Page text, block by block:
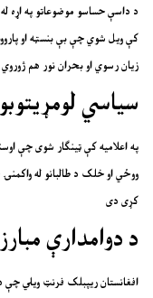
د داسې حساسو موضوعاتو په اړه
کې ویل شوي چې بې بنسټه او
زیان رسوي او بحران نور هم ژوروي
سیاسي
په اعلامیه کې ټینګار شوی چې
ووځي او خلک د طالبانو له
کړی دی
د دوامدارې
افغانستان ریپبلک فرنټ ویلي چې